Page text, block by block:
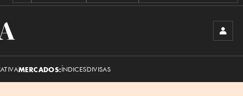
MERCADOS:ÍNDICESDIVISAS